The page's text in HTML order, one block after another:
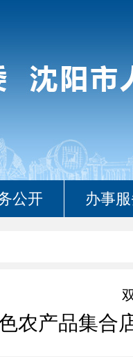
公开 办事
农产品集合